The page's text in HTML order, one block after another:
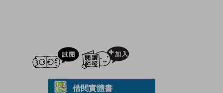
試閲
借閱實體書